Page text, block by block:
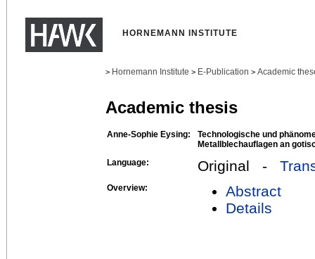
HORNEMANN INSTITUTE
> Hornemann Institute > E-Publication > Academic
Academic thesis
Anne-Sophie Eysing:
Technologische und
Metallblechauflagen an
Language:
Original -
Overview:
Abstract
Details